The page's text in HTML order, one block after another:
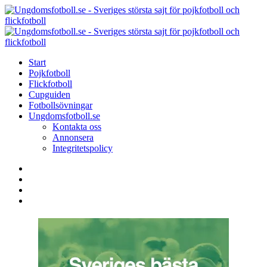
Menu
Search
Menu
Start
Pojkfotboll
Flickfotboll
Cupguiden
Fotbollsövningar
Ungdomsfotboll.se
Kontakta oss
Annonsera
Integritetspolicy